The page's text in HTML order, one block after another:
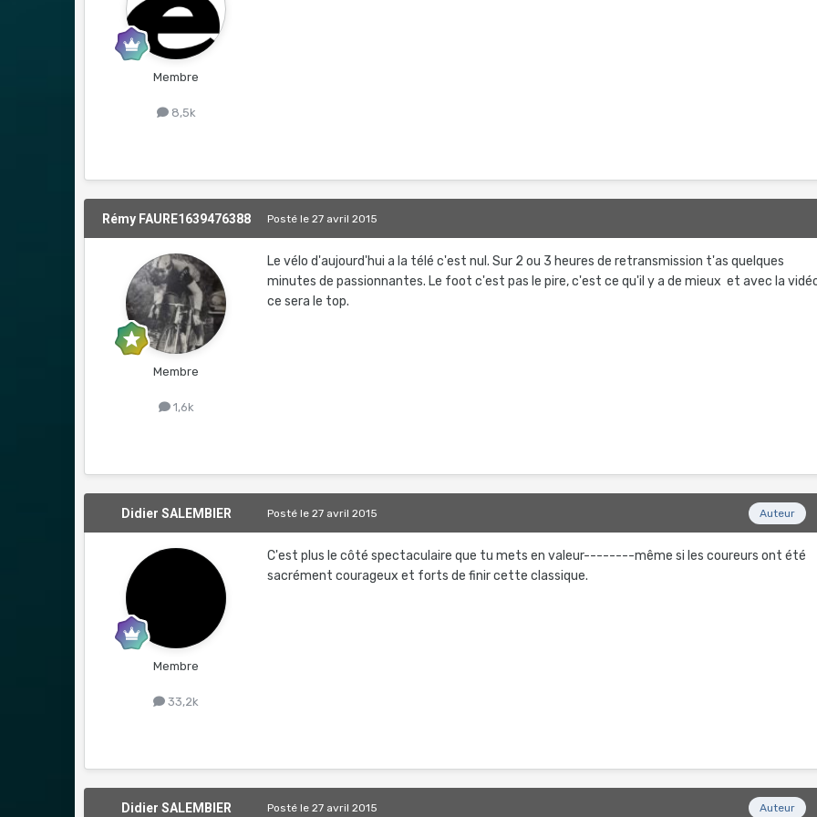
Membre
8,5k
Rémy FAURE1639476388
Membre
1,6k
Postéle 27 avril 2015
Le vélo d'aujourd'hui a la télé c'est nul. Sur 2 ou 3 heures de retransmission t'as quelques
minutes de passionnantes. Le foot c'est pas le pire, c'est ce qu'il y a de mieux et avec la
ce sera le top.
Didier SALEMBIER
Membre
33,2k
Auteur
Postéle 27 avril 2015
C'est plus le côté spectaculaire que tu mets en valeur--------même si les coureurs ont été
sacrément courageux et forts de finir cette classique.
Didier SALEMBIER Auteur
Postéle 27 avril 2015